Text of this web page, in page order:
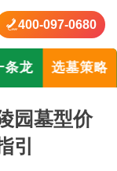
400-097-0680
条龙 选墓策略
园墓型价
引